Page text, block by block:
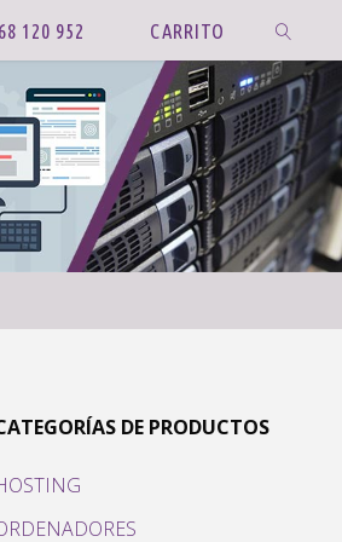
120 952 CARRITO
BUSCAR
DE PRODUCTOS